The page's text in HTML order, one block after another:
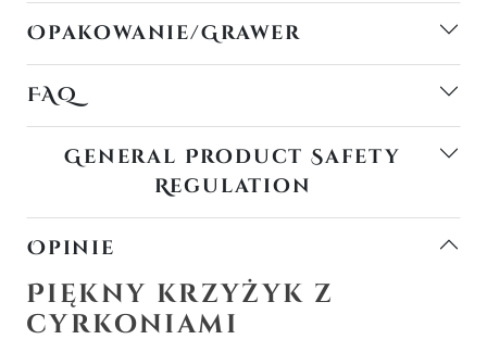
Opakowanie/Grawer
FAQ
General Product Safety
Regulation
Opinie
Piękny krzyżyk z
cyrkoniami